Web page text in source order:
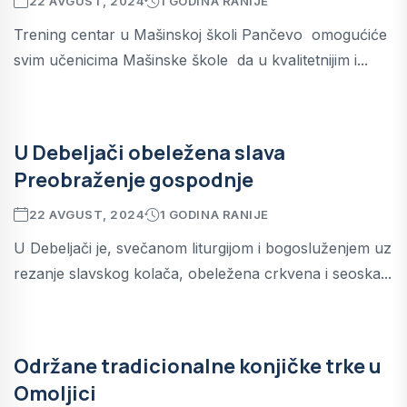
Trening centar u Mašinskoj školi Pančevo omogućiće
svim učenicima Mašinske škole da u kvalitetnijim i...
U Debeljači obeležena slava
Preobraženje gospodnje
22 AVGUST, 2024 1 GODINA RANIJE
U Debeljači je, svečanom liturgijom i bogosluženjem uz
rezanje slavskog kolača, obeležena crkvena i seoska...
Održane tradicionalne konjičke trke u
Omoljici